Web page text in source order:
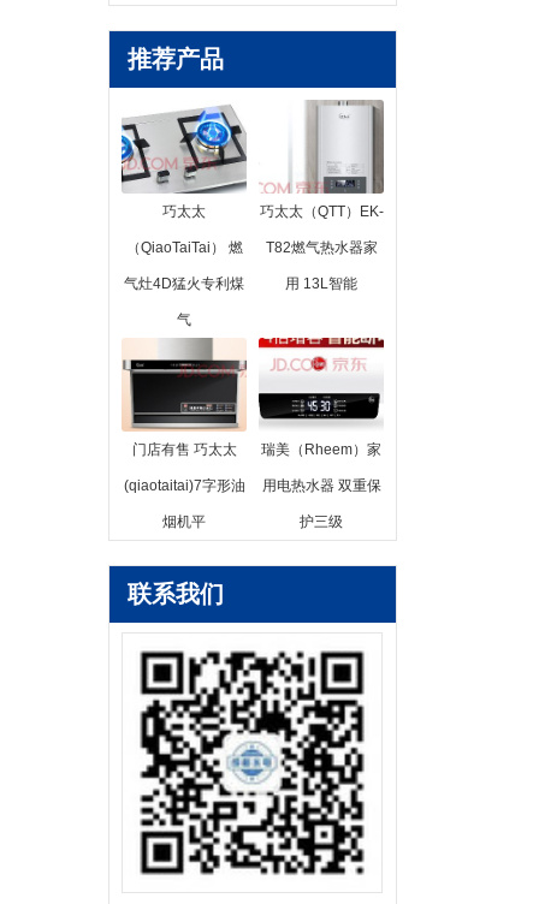
推荐产品
巧太太
（QiaoTaiTai） 燃
气灶4D猛火专利煤
气
巧太太（QTT）EK-
T82燃气热水器家
用 13L智能
门店有售 巧太太
(qiaotaitai)7字形油
烟机平
瑞美（Rheem）家
用电热水器 双重保
护三级
联系我们